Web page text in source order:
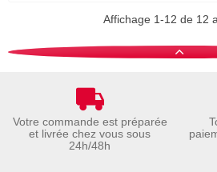
Affichage 1-12 de 12
Votre commande est préparée
et livrée chez vous sous
24h/48h